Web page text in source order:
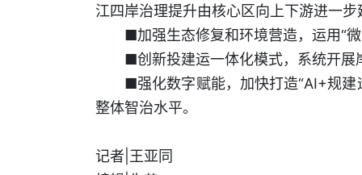
江四岸治理提升由核心区向上下游进一步
■加强生态修复和环境营造，运用“
■创新投建运一体化模式，系统开展
■强化数字赋能，加快打造“AI+规
整体智治水平。
记者|王亚同